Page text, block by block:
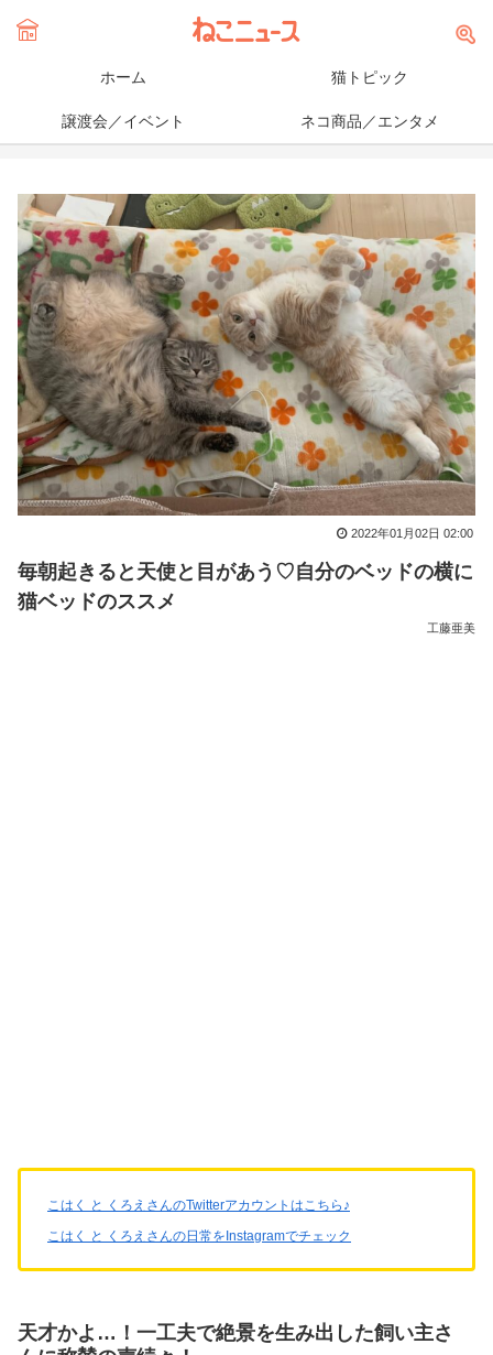
ホーム 猫トピック
譲渡会／イベント ネコ商品／エンタメ
毎朝起きると天使と目があう♡自分のベッドの横に
猫ベッドのススメ
2022年01月02日 02:00
工藤亜美
こはく と くろえさんのTwitterアカウントはこちら♪
こはく と くろえさんの日常をInstagramでチェック
天才かよ…！一工夫で絶景を生み出した飼い主さ